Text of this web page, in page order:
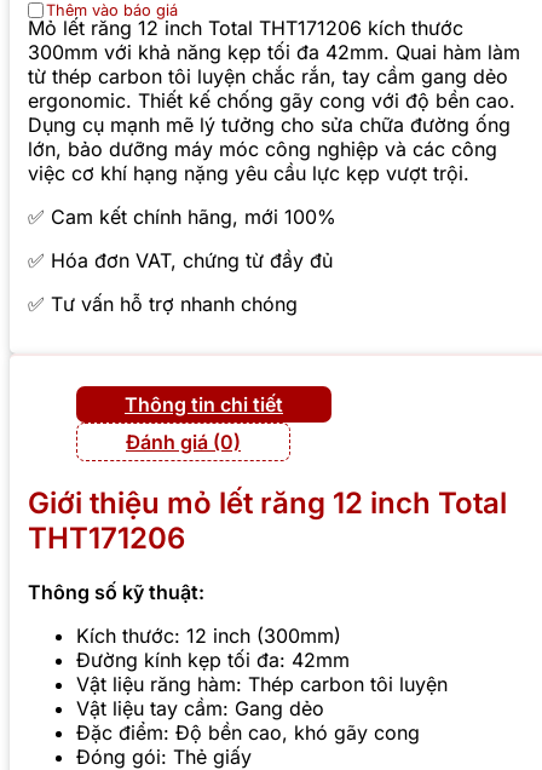
Thêm vào báo giá
Mỏ lết răng 12 inch Total THT171206 kích thước
300mm với khả năng kẹp tối đa 42mm. Quai hàm làm
từ thép carbon tôi luyện chắc rắn, tay cầm gang dẻo
ergonomic. Thiết kế chống gãy cong với độ bền cao.
Dụng cụ mạnh mẽ lý tưởng cho sửa chữa đường ống
lớn, bảo dưỡng máy móc công nghiệp và các công
việc cơ khí hạng nặng yêu cầu lực kẹp vượt trội.
✅ Cam kết chính hãng, mới 100%
✅ Hóa đơn VAT, chứng từ đầy đủ
✅ Tư vấn hỗ trợ nhanh chóng
Thông tin chi tiết
Đánh giá (0)
Giới thiệu mỏ lết răng 12 inch Total
THT171206
Thông số kỹ thuật:
Kích thước: 12 inch (300mm)
Đường kính kẹp tối đa: 42mm
Vật liệu răng hàm: Thép carbon tôi luyện
Vật liệu tay cầm: Gang dẻo
Đặc điểm: Độ bền cao, khó gãy cong
Đóng gói: Thẻ giấy